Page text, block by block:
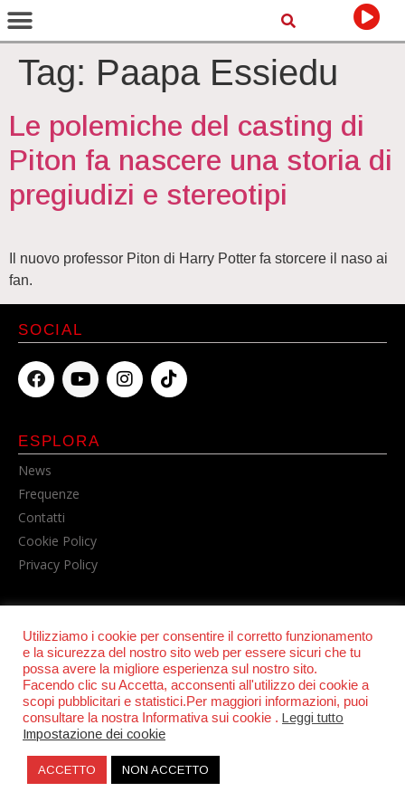
Tag: Paapa Essiedu
Le polemiche del casting di
Piton fa nascere una storia di
pregiudizi e stereotipi
Il nuovo professor Piton di Harry Potter fa storcere il naso ai
fan.
© POWER RADIO srl | C.F. e P.IVA 06157210631
ESPLORA
News
Frequenze
Contatti
Cookie Policy
Privacy Policy
SOCIAL
Utilizziamo i cookie per consentire il corretto funzionamento
e la sicurezza del nostro sito web per essere sicuri che tu
possa avere la migliore esperienza sul nostro sito.
Facendo clic su Accetta, acconsenti all'utilizzo dei cookie a
scopi pubblicitari e statistici.Per maggiori informazioni, puoi
consultare la nostra Informativa sui cookie . Leggi tutto
Impostazione dei cookie
ACCETTO NON ACCETTO